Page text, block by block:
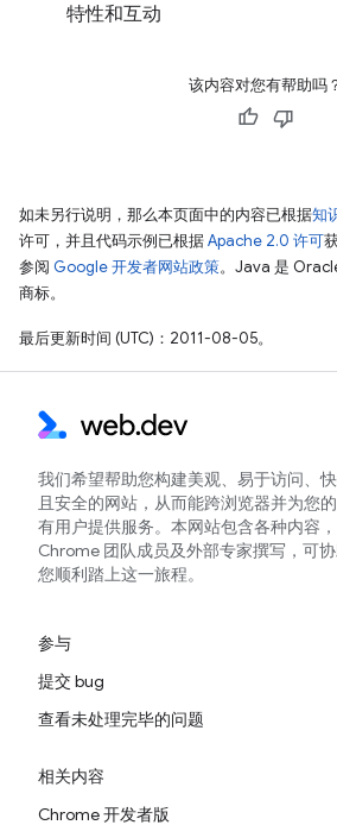
特性和互动
该内容对您有帮助吗
如未另行说明，那么本页面中的内容已根据知
许可，并且代码示例已根据Apache 2.0 许可
参阅 Google 开发者网站政策。Java 是
商标。
最后更新时间 (UTC)：2011-08-05。
我们希望帮助您构建美观、易于访问、
且安全的网站，从而能跨浏览器并为您
有用户提供服务。本网站包含各种内容
Chrome 团队成员及外部专家撰写，可
您顺利踏上这一旅程。
参与
提交 bug
查看未处理完毕的问题
相关内容
Chrome 开发者版